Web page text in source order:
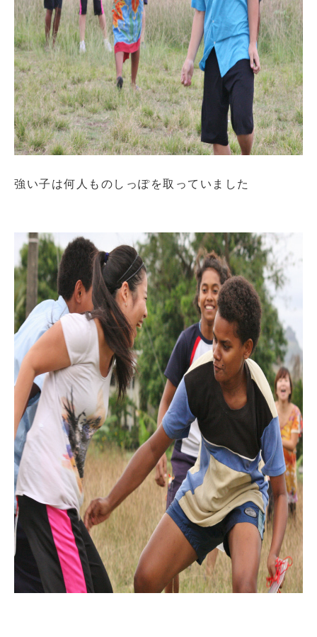
強い子は何人ものしっぽを取っていました